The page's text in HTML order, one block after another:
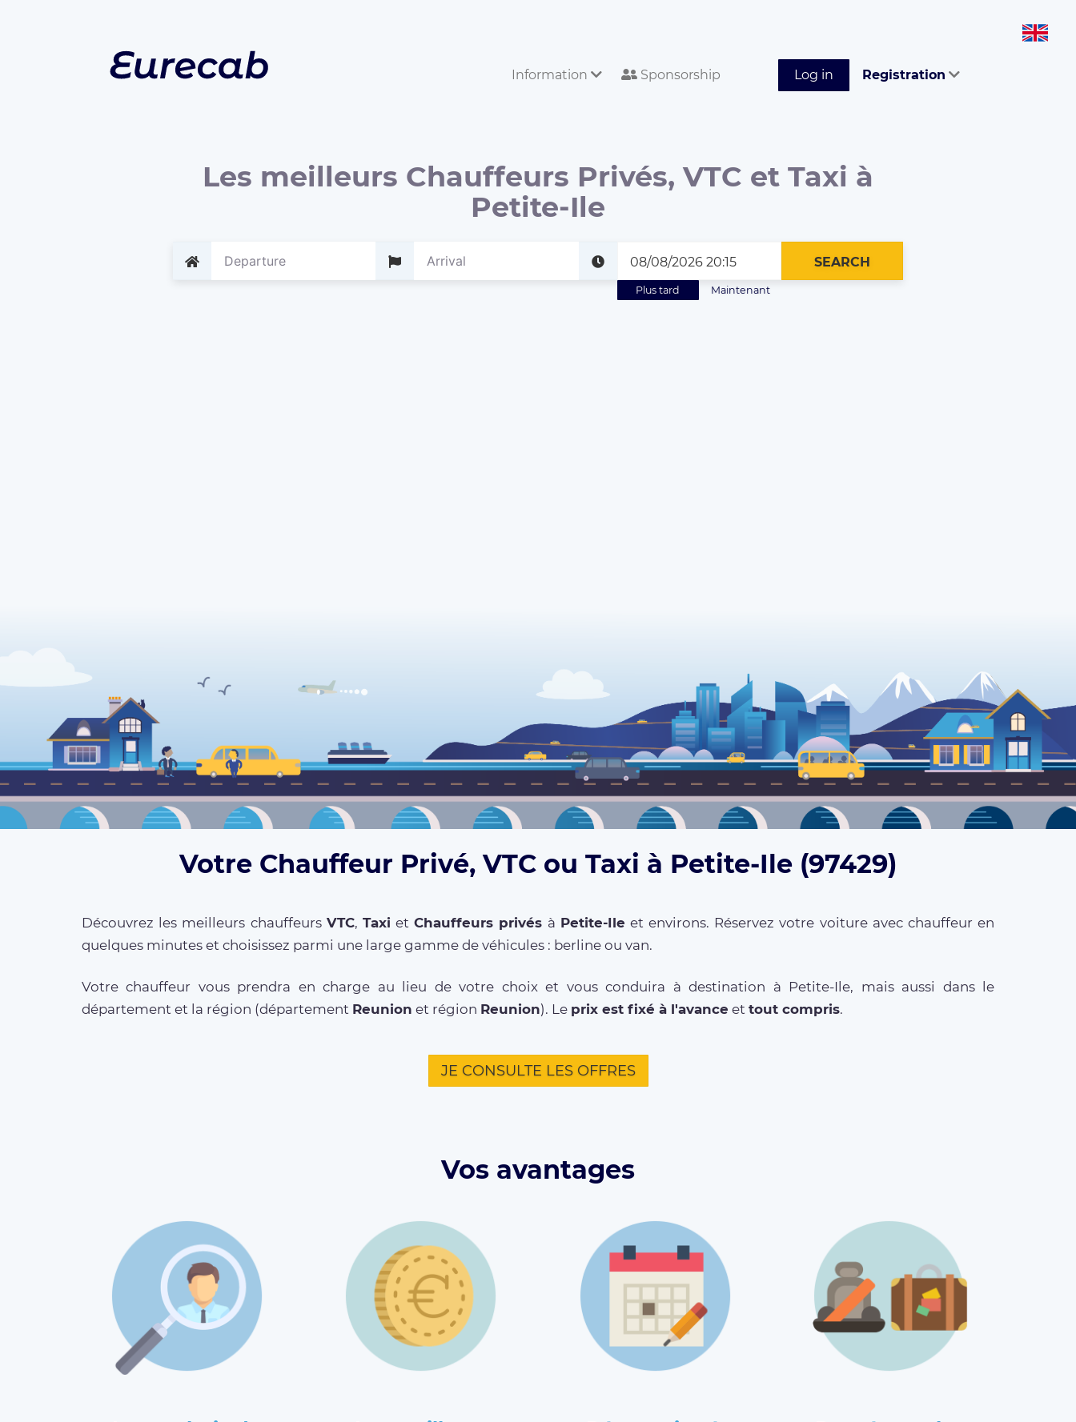
Information Sponsorship Log in Registration
Les meilleurs Chauffeurs Privés, VTC et Taxi à
Petite-Ile
Maintenant
Plus tard
SEARCH
Votre Chauffeur Privé, VTC ou Taxi à Petite-Ile (97429)
Découvrez les meilleurs chauffeurs VTC, Taxi etChauffeurs privés à Petite-Ile et environs. Réservez votre voiture avec chauffeur en
quelques minutes et choisissez parmi une large gamme de véhicules : berline ou van.
Votre chauffeur vous prendra en charge au lieu de votre choix et vous conduira à destination à Petite-Ile, mais aussi dans le
département et la région (département Reunion et région Reunion). Le prix est fixé à l'avance et tout compris.
JE CONSULTE LES OFFRES
Vos avantages